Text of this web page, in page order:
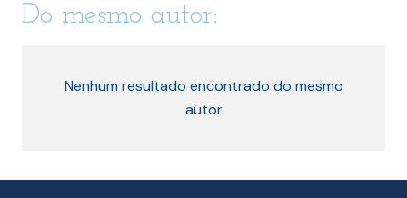
Do mesmo autor:
Nenhum resultado encontrado do mesmo
autor